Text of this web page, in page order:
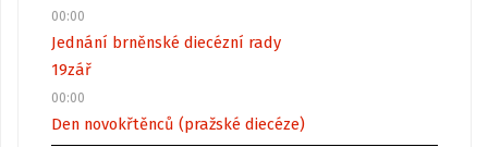
00:00
Jednání brněnské diecézní rady
19zář
00:00
Den novokřtěnců (pražské diecéze)